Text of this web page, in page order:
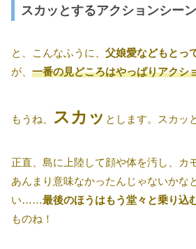
スカッとするアクションシーン
と、こんなふうに、 父娘愛などもとっ
が、 一番の見どころはやっぱりアクシ
もうね、 スカッ とします。スカッ
正直、島に上陸して顔や体を汚し、カ
あんまり意味なかったんじゃないかな
い……最後のほうはもう堂々と乗り込
ものね！